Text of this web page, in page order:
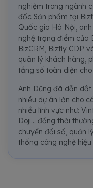
nghiệm trong ngành
đốc Sản phẩm tại
Quốc gia Hà Nội,
nghệ trọng điểm của
BizCRM, Bizfly CDP
quản lý khách hàng,
tầng số toàn diện
Anh Dũng đã dẫn
nhiều dự án lớn cho
nhiều lĩnh vực như:
Doji... đồng thời
chuyển đổi số, quản
thống công nghệ